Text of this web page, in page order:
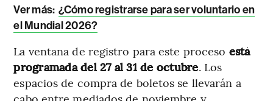
Ver más: ¿Cómo registrarse para ser voluntario en
el Mundial 2026?
La ventana de registro para este proceso está
programada del 27 al 31 de octubre. Los
espacios de compra de boletos se llevarán a